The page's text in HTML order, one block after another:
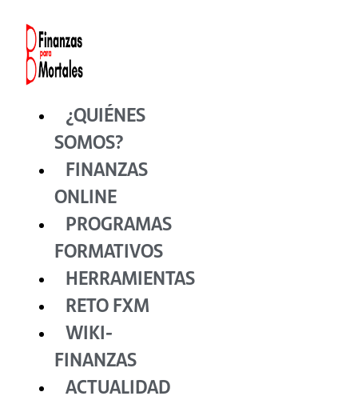
contenido
¿QUIÉNES
SOMOS?
FINANZAS
ONLINE
PROGRAMAS
FORMATIVOS
HERRAMIENTAS
RETO FXM
WIKI-
FINANZAS
ACTUALIDAD